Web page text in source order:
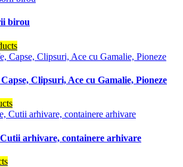
birou
Clipsuri, Ace cu Gamalie, Pioneze
arhivare, containere arhivare